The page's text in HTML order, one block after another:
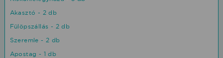
Akasztó - 2 db
Fülöpszállás - 2 db
Szeremle - 2 db
Apostag - 1 db